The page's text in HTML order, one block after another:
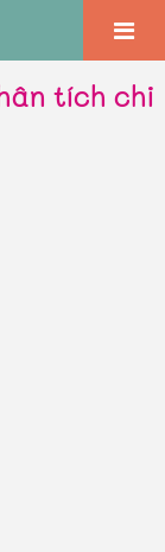
tích chi